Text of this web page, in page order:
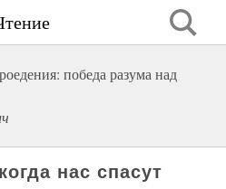
победа разума над
нас спасут